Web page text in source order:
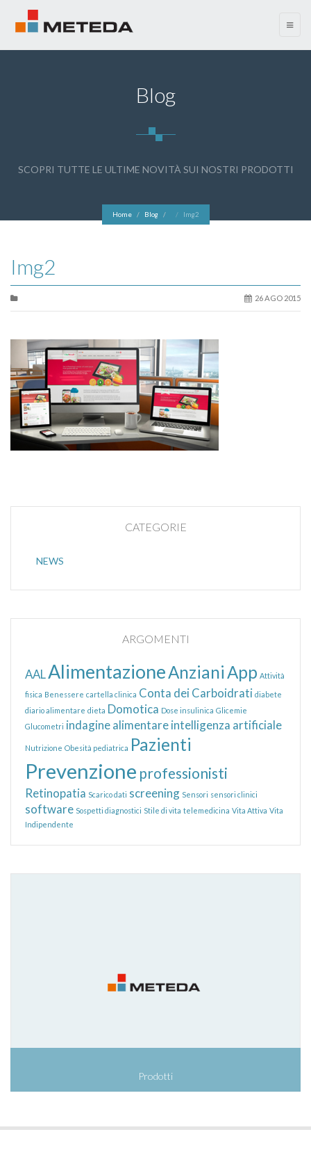
menu
Blog
SCOPRI TUTTE LE ULTIME NOVITÀ SUI NOSTRI PRODOTTI
Home Blog Img2
Img2
26 AGO 2015
CATEGORIE
NEWS
ARGOMENTI
AALAlimentazioneAnzianiApp Attività
fisica Benessere cartella clinica Conta dei Carboidrati diabete
diario alimentare dieta Domotica Dose insulinica Glicemie
Glucometri indagine alimentareintelligenza artificiale
Nutrizione Obesità pediatrica Pazienti
Prevenzione professionisti
Retinopatia Scarico dati screening Sensori sensori clinici
software Sospetti diagnostici Stile di vita telemedicina Vita Attiva Vita
Indipendente
Prodotti